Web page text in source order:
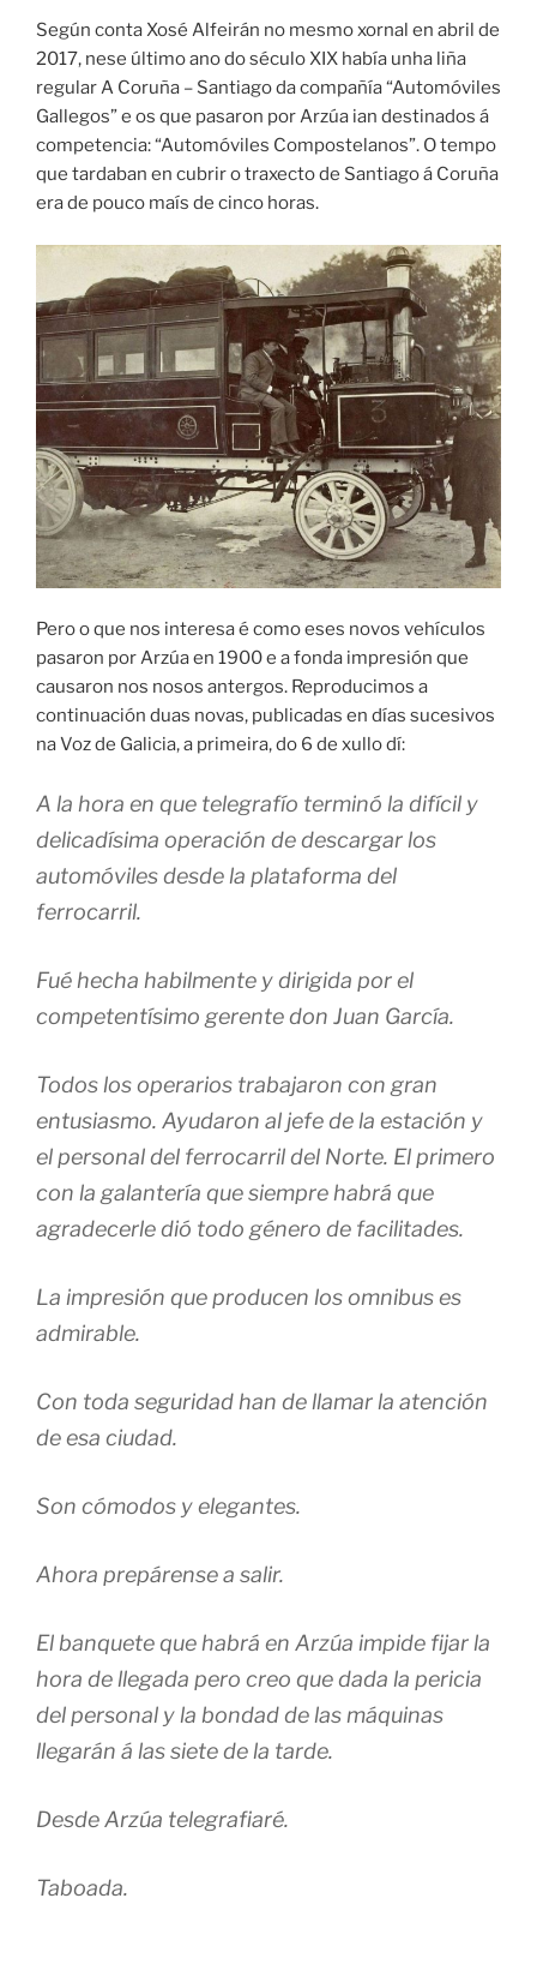
Según conta Xosé Alfeirán no mesmo xornal en abril de
2017, nese último ano do século XIX había unha liña
regular A Coruña – Santiago da compañía “Automóviles
Gallegos” e os que pasaron por Arzúa ian destinados á
competencia: “Automóviles Compostelanos”. O tempo
que tardaban en cubrir o traxecto de Santiago á Coruña
era de pouco maís de cinco horas.
Pero o que nos interesa é como eses novos vehículos
pasaron por Arzúa en 1900 e a fonda impresión que
causaron nos nosos antergos. Reproducimos a
continuación duas novas, publicadas en días sucesivos
na Voz de Galicia, a primeira, do 6 de xullo dí:
A la hora en que telegrafío terminó la difícil y
delicadísima operación de descargar los
automóviles desde la plataforma del
ferrocarril.
Fué hecha habilmente y dirigida por el
competentísimo gerente don Juan García.
Todos los operarios trabajaron con gran
entusiasmo. Ayudaron al jefe de la estación y
el personal del ferrocarril del Norte. El primero
con la galantería que siempre habrá que
agradecerle dió todo género de facilitades.
La impresión que producen los omnibus es
admirable.
Con toda seguridad han de llamar la atención
de esa ciudad.
Son cómodos y elegantes.
Ahora prepárense a salir.
El banquete que habrá en Arzúa impide fijar la
hora de llegada pero creo que dada la pericia
del personal y la bondad de las máquinas
llegarán á las siete de la tarde.
Desde Arzúa telegrafiaré.
Taboada.